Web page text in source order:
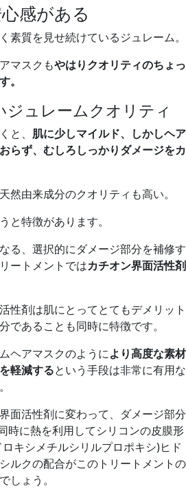
感がある
素質を見せ続けているジュレーム。
マスクもやはりクオリティのちょっ
。
ジュレームクオリティ
と、 肌に少しマイルド、しかしヘア
らず、むしろしっかりダメージをカ
然由来成分のクオリティも高い。
と特徴があります。
る、選択的にダメージ部分を補修す
ートメントではカチオン界面活性剤
性剤は肌にとってとてもデメリット
であることも同時に特徴です。
ヘアマスクのようにより高度な素材
軽減するという手段は非常に有用な
面活性剤に変わって、ダメージ部分
時に熱を利用してシリコンの皮膜形
キシメチルシリルプロポキシ)ヒド
ルクの配合がこのトリートメントの
しょう。